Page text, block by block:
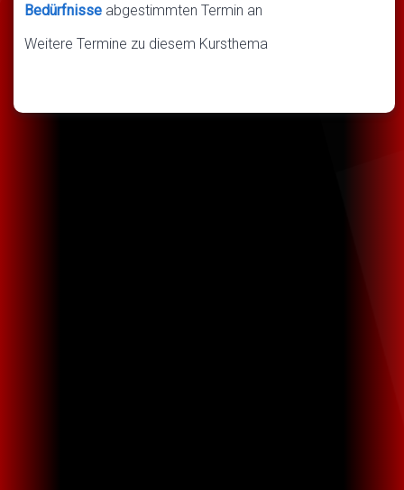
Bedürfnisse abgestimmten Termin an
Weitere Termine zu diesem Kursthema